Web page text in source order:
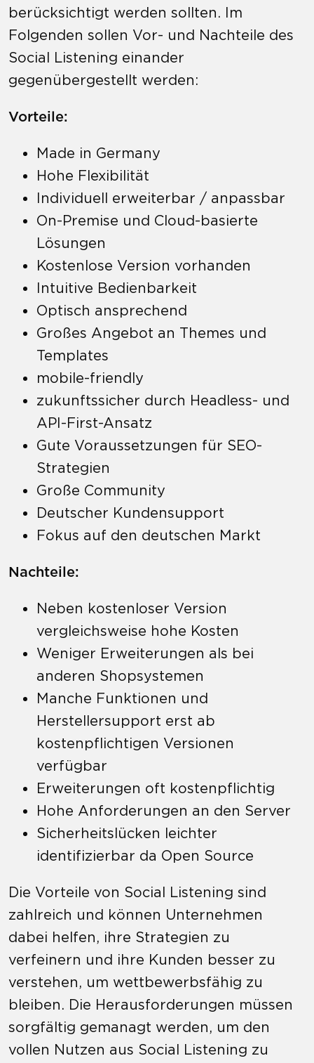
berücksichtigt werden sollten. Im
Folgenden sollen Vor- und Nachteile des
Social Listening einander
gegenübergestellt werden:
Vorteile:
Made in Germany
Hohe Flexibilität
Individuell erweiterbar / anpassbar
On-Premise und Cloud-basierte
Lösungen
Kostenlose Version vorhanden
Intuitive Bedienbarkeit
Optisch ansprechend
Großes Angebot an Themes und
Templates
mobile-friendly
zukunftssicher durch Headless- und
API-First-Ansatz
Gute Voraussetzungen für SEO-
Strategien
Große Community
Deutscher Kundensupport
Fokus auf den deutschen Markt
Nachteile:
Neben kostenloser Version
vergleichsweise hohe Kosten
Weniger Erweiterungen als bei
anderen Shopsystemen
Manche Funktionen und
Herstellersupport erst ab
kostenpflichtigen Versionen
verfügbar
Erweiterungen oft kostenpflichtig
Hohe Anforderungen an den Server
Sicherheitslücken leichter
identifizierbar da Open Source
Die Vorteile von Social Listening sind
zahlreich und können Unternehmen
dabei helfen, ihre Strategien zu
verfeinern und ihre Kunden besser zu
verstehen, um wettbewerbsfähig zu
bleiben. Die Herausforderungen müssen
sorgfältig gemanagt werden, um den
vollen Nutzen aus Social Listening zu